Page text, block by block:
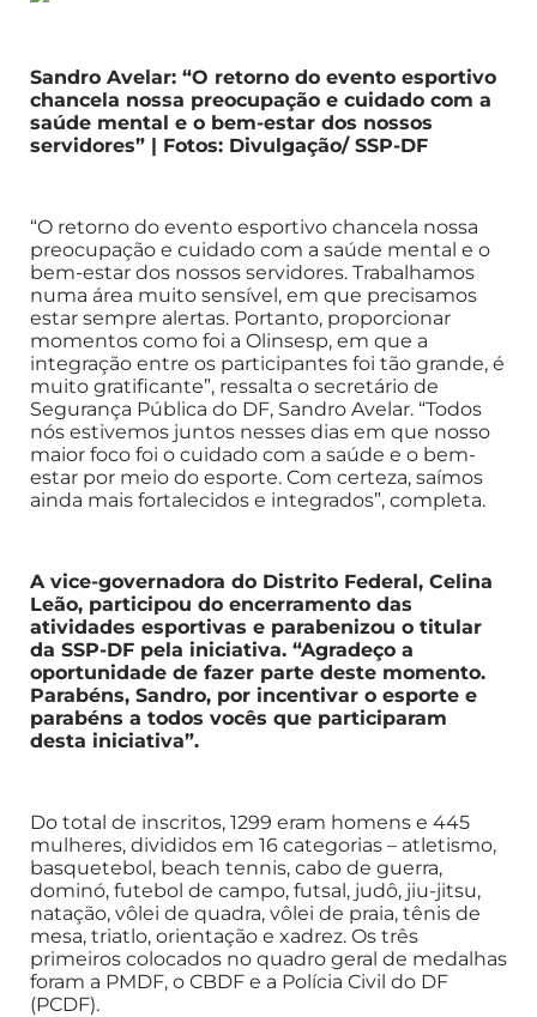
Sandro Avelar: “O retorno do evento esportivo
chancela nossa preocupação e cuidado com a
saúde mental e o bem-estar dos nossos
servidores” | Fotos: Divulgação/ SSP-DF
“O retorno do evento esportivo chancela nossa
preocupação e cuidado com a saúde mental e o
bem-estar dos nossos servidores. Trabalhamos
numa área muito sensível, em que precisamos
estar sempre alertas. Portanto, proporcionar
momentos como foi a Olinsesp, em que a
integração entre os participantes foi tão grande, é
muito gratificante”, ressalta o secretário de
Segurança Pública do DF, Sandro Avelar. “Todos
nós estivemos juntos nesses dias em que nosso
maior foco foi o cuidado com a saúde e o bem-
estar por meio do esporte. Com certeza, saímos
ainda mais fortalecidos e integrados”, completa.
A vice-governadora do Distrito Federal, Celina
Leão, participou do encerramento das
atividades esportivas e parabenizou o titular
da SSP-DF pela iniciativa. “Agradeço a
oportunidade de fazer parte deste momento.
Parabéns, Sandro, por incentivar o esporte e
parabéns a todos vocês que participaram
desta iniciativa”.
Do total de inscritos, 1299 eram homens e 445
mulheres, divididos em 16 categorias – atletismo,
basquetebol, beach tennis, cabo de guerra,
dominó, futebol de campo, futsal, judô, jiu-jitsu,
natação, vôlei de quadra, vôlei de praia, tênis de
mesa, triatlo, orientação e xadrez. Os três
primeiros colocados no quadro geral de medalhas
foram a PMDF, o CBDF e a Polícia Civil do DF
(PCDF).